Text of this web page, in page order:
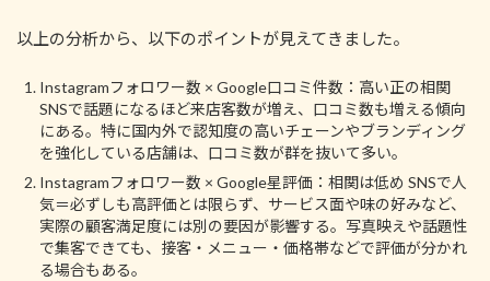
以上の分析から、以下のポイントが見えてきました。
Instagramフォロワー数 × Google口コミ件数：高い正の相関
SNSで話題になるほど来店客数が増え、口コミ数も増える傾向
にある。特に国内外で認知度の高いチェーンやブランディング
を強化している店舗は、口コミ数が群を抜いて多い。
Instagramフォロワー数 × Google星評価：相関は低め SNSで人
気＝必ずしも高評価とは限らず、サービス面や味の好みなど、
実際の顧客満足度には別の要因が影響する。写真映えや話題性
で集客できても、接客・メニュー・価格帯などで評価が分かれ
る場合もある。